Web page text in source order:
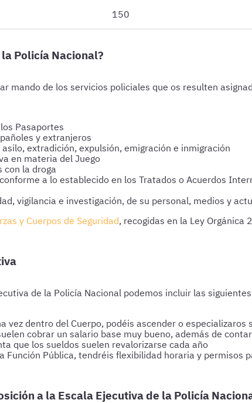
150
Policía Nacional?
mando de los servicios policiales que os resulten
Pasaportes
y extranjeros
extradición, expulsión, emigración e inmigración
en materia del Juego
con la droga
a lo establecido en los Tratados o Acuerdos
vigilancia e investigación, de su personal, medios y
y Cuerpos de Seguridad, recogidas en la Ley Orgánica
de la Policía Nacional podemos incluir las
dentro del Cuerpo, podéis ascender o
cobrar un salario base muy bueno, además de
que los sueldos suelen revalorizarse cada año
Pública, tendréis flexibilidad horaria y permisos
a la Escala Ejecutiva de la Policía